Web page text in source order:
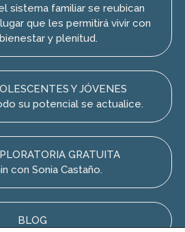
sistema familiar se reubican
que les permitirá vivir con
y plenitud.
Y JÓVENES
su potencial se actualice.
GRATUITA
con Sonia Castaño.
BLOG